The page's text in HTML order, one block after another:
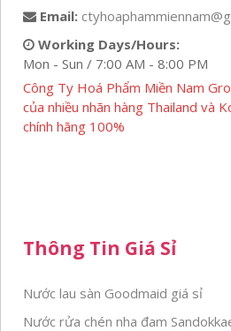
Email:
Working Days/Hours:
Mon - Sun / 7:00 AM - 8:00 PM
Công Ty Hoá Phẩm Miền Nam
của nhiều nhãn hàng Thailand và
chính hãng 100%
Thông Tin Giá Sỉ
Nước lau sàn Goodmaid giá sỉ
Nước rửa chén nha đam